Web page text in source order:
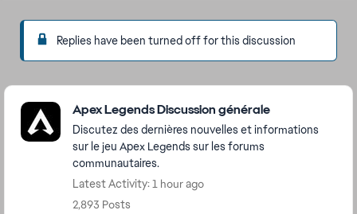
Replies have been turned off for this discussion
Featured Places
Apex Legends Discussion générale
Discutez des dernières nouvelles et informations
sur le jeu Apex Legends sur les forums
communautaires.
Latest Activity: 1 hour ago
2,893 Posts